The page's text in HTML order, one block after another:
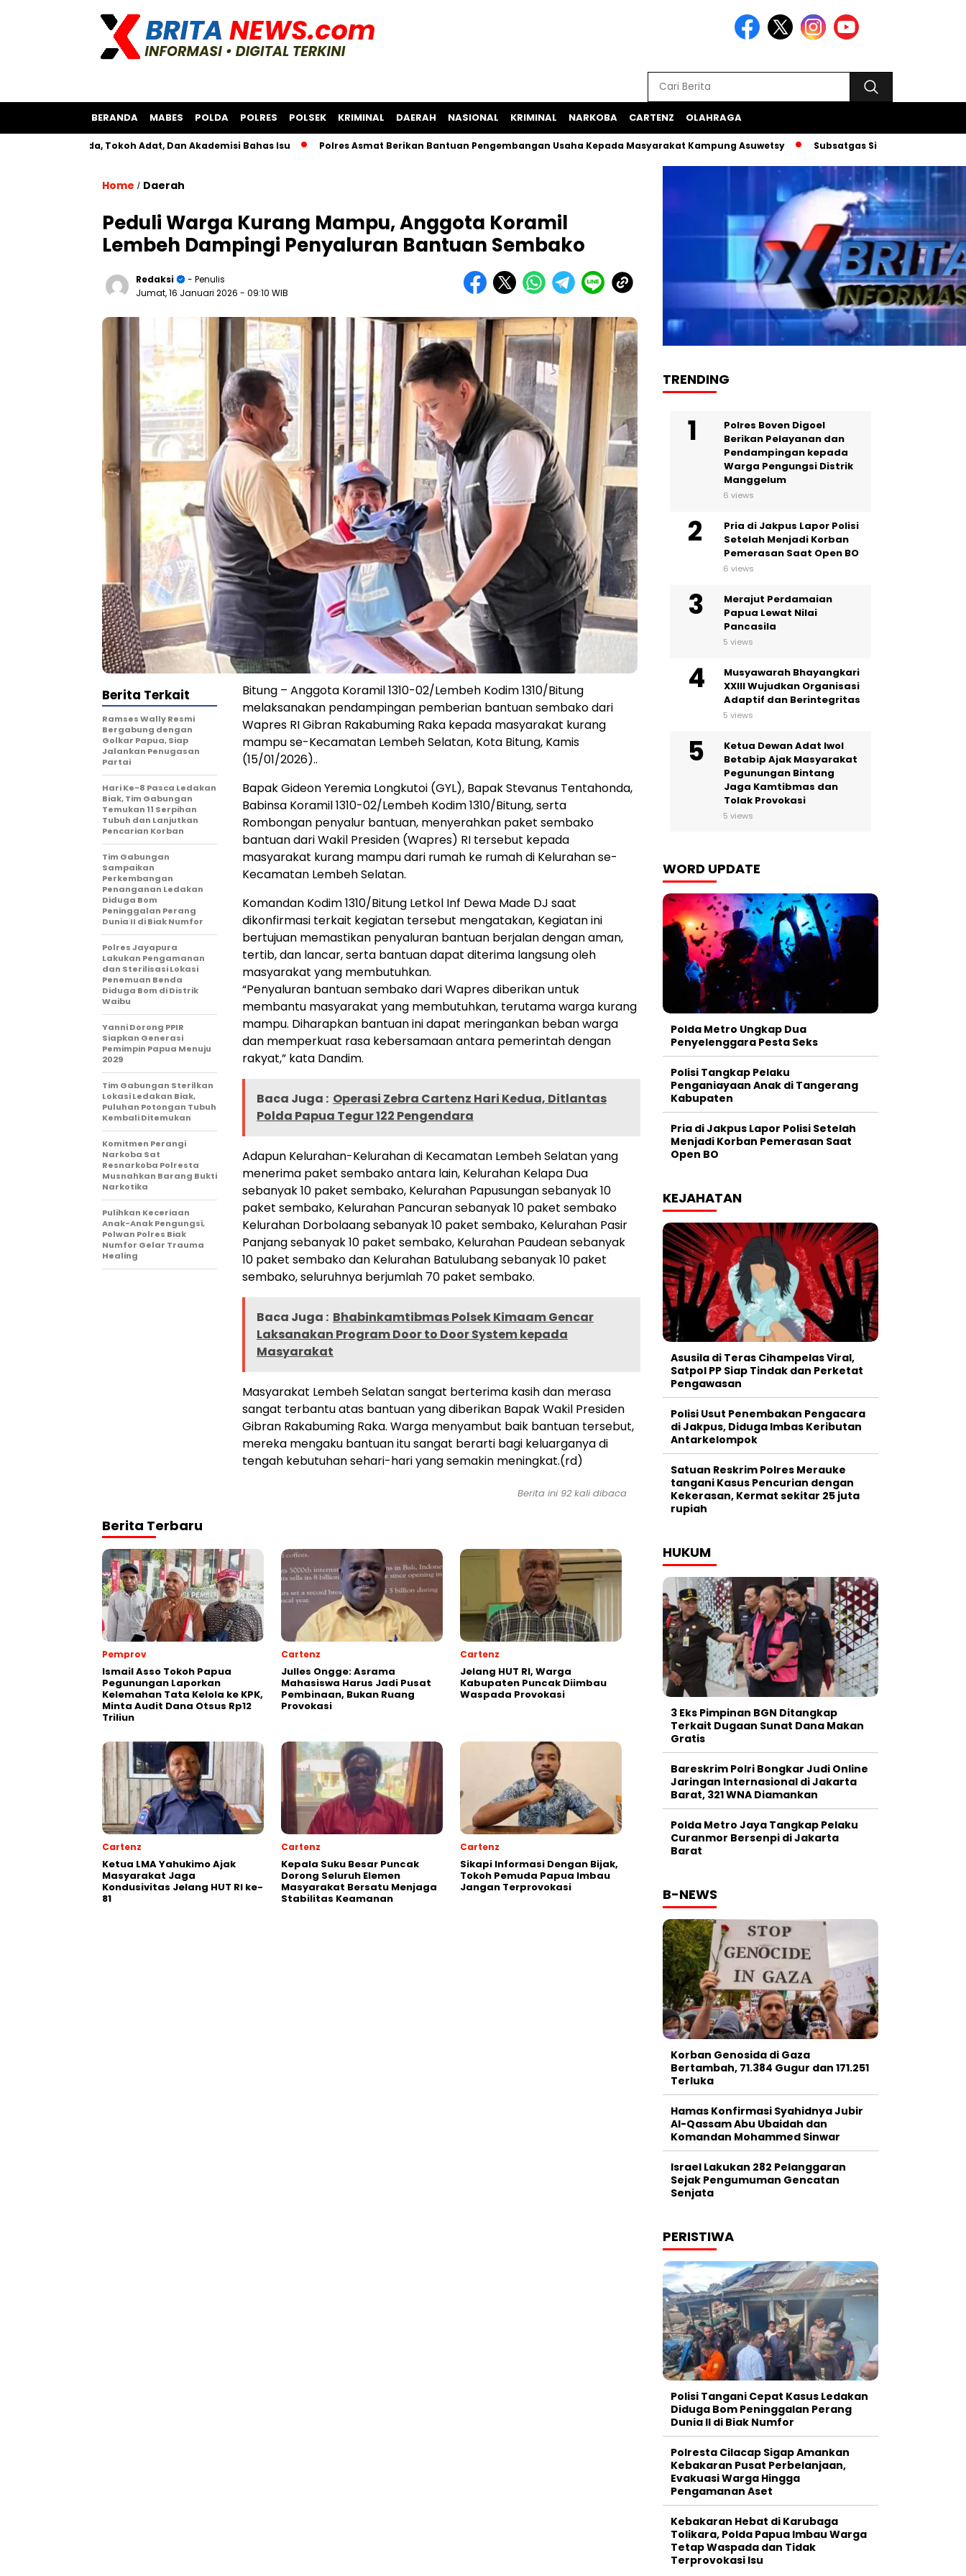
BERANDA MABES POLDA POLRES POLSEK KRIMINAL DAERAH NASIONAL KRIMINAL NARKOBA CARTENZ OLAHRAGA
Bksda, Tokoh Adat, Dan Akademisi Bahas Isu Polres Asmat Berikan Bantuan Pengembangan Usaha Kepada Masyarakat Kampung Asuwetsy Subsatgas Si-Ipar Terus Konsisten
Home / Daerah
Peduli Warga Kurang Mampu, Anggota Koramil
Lembeh Dampingi Penyaluran Bantuan Sembako
Redaksi
- Penulis
Jumat, 16 Januari 2026 - 09:10 WIB
Bitung – Anggota Koramil 1310-02/Lembeh Kodim 1310/Bitung
melaksanakan pendampingan pemberian bantuan sembako dari
Wapres RI Gibran Rakabuming Raka kepada masyarakat kurang
mampu se-Kecamatan Lembeh Selatan, Kota Bitung, Kamis
(15/01/2026)..
Bapak Gideon Yeremia Longkutoi (GYL), Bapak Stevanus Tentahonda,
Babinsa Koramil 1310-02/Lembeh Kodim 1310/Bitung, serta
Rombongan penyalur bantuan, menyerahkan paket sembako
bantuan dari Wakil Presiden (Wapres) RI tersebut kepada
masyarakat kurang mampu dari rumah ke rumah di Kelurahan se-
Kecamatan Lembeh Selatan.
Komandan Kodim 1310/Bitung Letkol Inf Dewa Made DJ saat
dikonfirmasi terkait kegiatan tersebut mengatakan, Kegiatan ini
bertujuan memastikan penyaluran bantuan berjalan dengan aman,
tertib, dan lancar, serta bantuan dapat diterima langsung oleh
masyarakat yang membutuhkan.
“Penyaluran bantuan sembako dari Wapres diberikan untuk
membantu masyarakat yang membutuhkan, terutama warga kurang
mampu. Diharapkan bantuan ini dapat meringankan beban warga
dan memperkuat rasa kebersamaan antara pemerintah dengan
rakyat,” kata Dandim.
Baca Juga : Operasi Zebra Cartenz Hari Kedua, Ditlantas
Polda Papua Tegur 122 Pengendara
Adapun Kelurahan-Kelurahan di Kecamatan Lembeh Selatan yang
menerima paket sembako antara lain, Kelurahan Kelapa Dua
sebanyak 10 paket sembako, Kelurahan Papusungan sebanyak 10
paket sembako, Kelurahan Pancuran sebanyak 10 paket sembako
Kelurahan Dorbolaang sebanyak 10 paket sembako, Kelurahan Pasir
Panjang sebanyak 10 paket sembako, Kelurahan Paudean sebanyak
10 paket sembako dan Kelurahan Batulubang sebanyak 10 paket
sembako, seluruhnya berjumlah 70 paket sembako.
Baca Juga : Bhabinkamtibmas Polsek Kimaam Gencar
Laksanakan Program Door to Door System kepada
Masyarakat
Masyarakat Lembeh Selatan sangat berterima kasih dan merasa
sangat terbantu atas bantuan yang diberikan Bapak Wakil Presiden
Gibran Rakabuming Raka. Warga menyambut baik bantuan tersebut,
mereka mengaku bantuan itu sangat berarti bagi keluarganya di
tengah kebutuhan sehari-hari yang semakin meningkat.(rd)
Berita Terkait
Ramses Wally Resmi
Bergabung dengan
Golkar Papua, Siap
Jalankan Penugasan
Partai
Hari Ke-8 Pasca Ledakan
Biak, Tim Gabungan
Temukan 11 Serpihan
Tubuh dan Lanjutkan
Pencarian Korban
Tim Gabungan
Sampaikan
Perkembangan
Penanganan Ledakan
Diduga Bom
Peninggalan Perang
Dunia II di Biak Numfor
Polres Jayapura
Lakukan Pengamanan
dan Sterilisasi Lokasi
Penemuan Benda
Diduga Bom di Distrik
Waibu
Yanni Dorong PPIR
Siapkan Generasi
Pemimpin Papua Menuju
2029
Tim Gabungan Sterilkan
Lokasi Ledakan Biak,
Puluhan Potongan Tubuh
Kembali Ditemukan
Komitmen Perangi
Narkoba Sat
Resnarkoba Polresta
Musnahkan Barang Bukti
Narkotika
Pulihkan Keceriaan
Anak-Anak Pengungsi,
Polwan Polres Biak
Numfor Gelar Trauma
Healing
Berita ini 92 kali dibaca
Berita Terbaru
Pemprov
Ismail Asso Tokoh Papua
Pegunungan Laporkan
Kelemahan Tata Kelola ke KPK,
Minta Audit Dana Otsus Rp12
Triliun
Cartenz
Julles Ongge: Asrama
Mahasiswa Harus Jadi Pusat
Pembinaan, Bukan Ruang
Provokasi
Cartenz
Jelang HUT RI, Warga
Kabupaten Puncak Diimbau
Waspada Provokasi
Cartenz
Ketua LMA Yahukimo Ajak
Masyarakat Jaga
Kondusivitas Jelang HUT RI ke-
81
Cartenz
Kepala Suku Besar Puncak
Dorong Seluruh Elemen
Masyarakat Bersatu Menjaga
Stabilitas Keamanan
Cartenz
Sikapi Informasi Dengan Bijak,
Tokoh Pemuda Papua Imbau
Jangan Terprovokasi
TRENDING
Polres Boven Digoel
Berikan Pelayanan dan
Pendampingan kepada
Warga Pengungsi Distrik
Manggelum
6 views
Pria di Jakpus Lapor Polisi
Setelah Menjadi Korban
Pemerasan Saat Open BO
6 views
Merajut Perdamaian
Papua Lewat Nilai
Pancasila
5 views
Musyawarah Bhayangkari
XXIII Wujudkan Organisasi
Adaptif dan Berintegritas
5 views
Ketua Dewan Adat Iwol
Betabip Ajak Masyarakat
Pegunungan Bintang
Jaga Kamtibmas dan
Tolak Provokasi
5 views
WORD UPDATE
Polda Metro Ungkap Dua
Penyelenggara Pesta Seks
Polisi Tangkap Pelaku
Penganiayaan Anak di Tangerang
Kabupaten
Pria di Jakpus Lapor Polisi Setelah
Menjadi Korban Pemerasan Saat
Open BO
KEJAHATAN
Asusila di Teras Cihampelas Viral,
Satpol PP Siap Tindak dan Perketat
Pengawasan
Polisi Usut Penembakan Pengacara
di Jakpus, Diduga Imbas Keributan
Antarkelompok
Satuan Reskrim Polres Merauke
tangani Kasus Pencurian dengan
Kekerasan, Kermat sekitar 25 juta
rupiah
HUKUM
3 Eks Pimpinan BGN Ditangkap
Terkait Dugaan Sunat Dana Makan
Gratis
Bareskrim Polri Bongkar Judi Online
Jaringan Internasional di Jakarta
Barat, 321 WNA Diamankan
Polda Metro Jaya Tangkap Pelaku
Curanmor Bersenpi di Jakarta
Barat
B-NEWS
Korban Genosida di Gaza
Bertambah, 71.384 Gugur dan 171.251
Terluka
Hamas Konfirmasi Syahidnya Jubir
Al-Qassam Abu Ubaidah dan
Komandan Mohammed Sinwar
Israel Lakukan 282 Pelanggaran
Sejak Pengumuman Gencatan
Senjata
PERISTIWA
Polisi Tangani Cepat Kasus Ledakan
Diduga Bom Peninggalan Perang
Dunia II di Biak Numfor
Polresta Cilacap Sigap Amankan
Kebakaran Pusat Perbelanjaan,
Evakuasi Warga Hingga
Pengamanan Aset
Kebakaran Hebat di Karubaga
Tolikara, Polda Papua Imbau Warga
Tetap Waspada dan Tidak
Terprovokasi Isu